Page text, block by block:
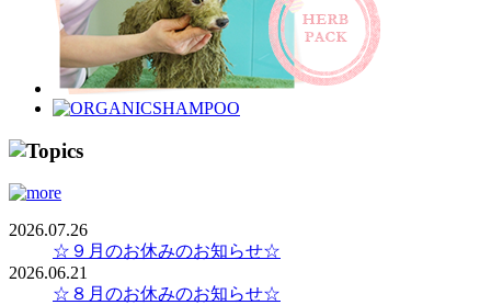
2026.07.26
☆９月のお休みのお知らせ☆
2026.06.21
☆８月のお休みのお知らせ☆